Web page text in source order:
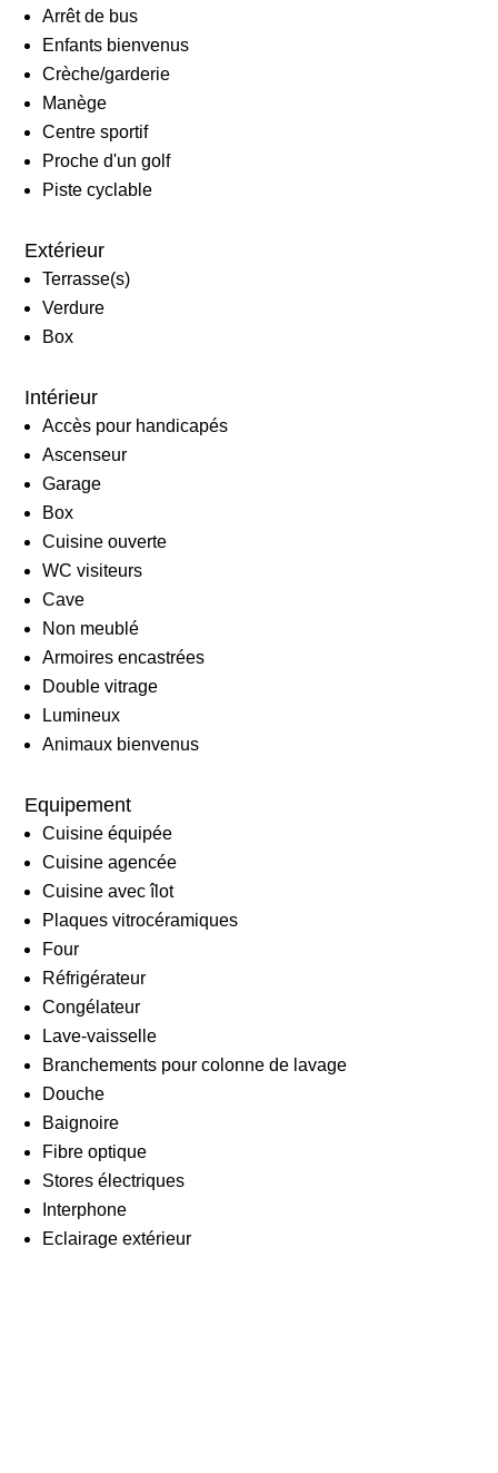
Arrêt de bus
Enfants bienvenus
Crèche/garderie
Manège
Centre sportif
Proche d'un golf
Piste cyclable
Extérieur
Terrasse(s)
Verdure
Box
Intérieur
Accès pour handicapés
Ascenseur
Garage
Box
Cuisine ouverte
WC visiteurs
Cave
Non meublé
Armoires encastrées
Double vitrage
Lumineux
Animaux bienvenus
Equipement
Cuisine équipée
Cuisine agencée
Cuisine avec îlot
Plaques vitrocéramiques
Four
Réfrigérateur
Congélateur
Lave-vaisselle
Branchements pour colonne de lavage
Douche
Baignoire
Fibre optique
Stores électriques
Interphone
Eclairage extérieur